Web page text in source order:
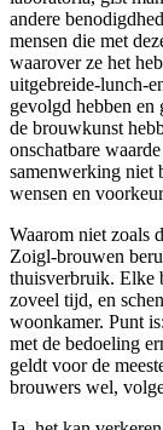
andere
mensen die met
waarover ze het
uitgebreide-lunch-
gevolgd hebben en
de brouwkunst
onschatbare
samenwerking niet
wensen en
Waarom niet zoals
Zoigl-brouwen
thuisverbruik. Elke
zoveel tijd, en
woonkamer. Punt
met de bedoeling
geldt voor de
brouwers wel,